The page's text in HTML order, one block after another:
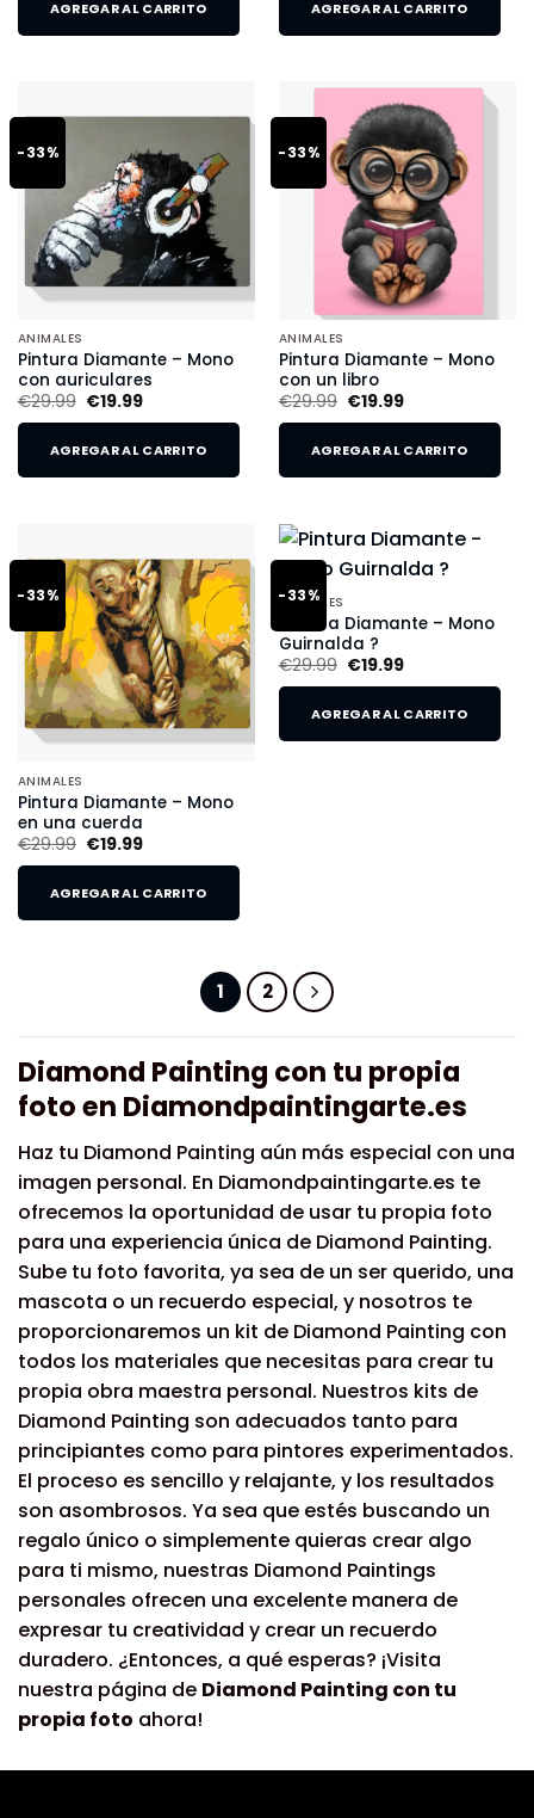
AGREGAR AL CARRITO AGREGAR AL CARRITO
-33%
ANIMALES
Pintura Diamante – Mono
con auriculares
€29.99 €19.99
AGREGAR AL CARRITO
-33%
ANIMALES
Pintura Diamante – Mono
con un libro
€29.99 €19.99
AGREGAR AL CARRITO
-33%
ANIMALES
Pintura Diamante – Mono
en una cuerda
€29.99 €19.99
AGREGAR AL CARRITO
-33%
ANIMALES
Pintura Diamante – Mono
Guirnalda ?
€29.99 €19.99
AGREGAR AL CARRITO
1 2
Diamond Painting con tu propia
foto en Diamondpaintingarte.es
Haz tu Diamond Painting aún más especial con una
imagen personal. En Diamondpaintingarte.es te
ofrecemos la oportunidad de usar tu propia foto
para una experiencia única de Diamond Painting.
Sube tu foto favorita, ya sea de un ser querido, una
mascota o un recuerdo especial, y nosotros te
proporcionaremos un kit de Diamond Painting con
todos los materiales que necesitas para crear tu
propia obra maestra personal. Nuestros kits de
Diamond Painting son adecuados tanto para
principiantes como para pintores experimentados.
El proceso es sencillo y relajante, y los resultados
son asombrosos. Ya sea que estés buscando un
regalo único o simplemente quieras crear algo
para ti mismo, nuestras Diamond Paintings
personales ofrecen una excelente manera de
expresar tu creatividad y crear un recuerdo
duradero. ¿Entonces, a qué esperas? ¡Visita
nuestra página de Diamond Painting con tu
propia foto ahora!